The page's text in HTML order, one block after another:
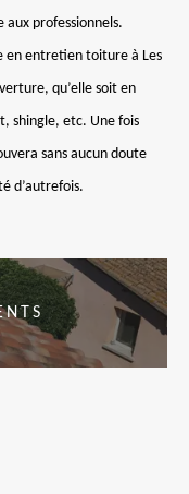
aux professionnels.
en entretien toiture à Les
qu’elle soit en
shingle, etc. Une fois
sans aucun doute
d’autrefois.